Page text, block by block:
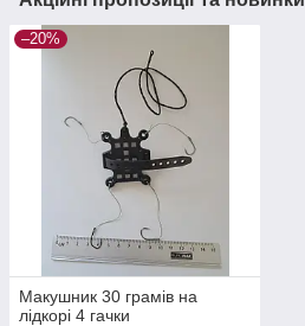
–20%
Макушник 30 грамів на
лідкорі 4 гачки